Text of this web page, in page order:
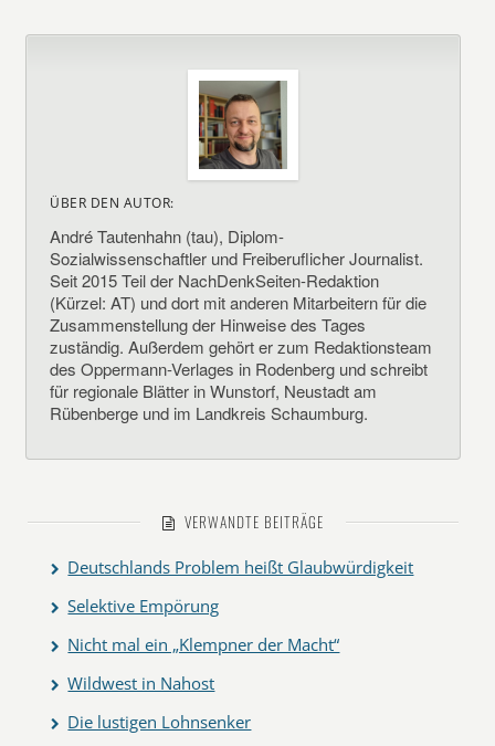
ÜBER DEN AUTOR:
André Tautenhahn (tau), Diplom-
Sozialwissenschaftler und Freiberuflicher Journalist.
Seit 2015 Teil der NachDenkSeiten-Redaktion
(Kürzel: AT) und dort mit anderen Mitarbeitern für die
Zusammenstellung der Hinweise des Tages
zuständig. Außerdem gehört er zum Redaktionsteam
des Oppermann-Verlages in Rodenberg und schreibt
für regionale Blätter in Wunstorf, Neustadt am
Rübenberge und im Landkreis Schaumburg.
VERWANDTE BEITRÄGE
Deutschlands Problem heißt Glaubwürdigkeit
Selektive Empörung
Nicht mal ein „Klempner der Macht“
Wildwest in Nahost
Die lustigen Lohnsenker